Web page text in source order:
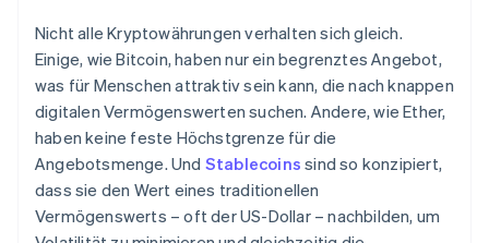
Nicht alle Kryptowährungen verhalten sich gleich.
Einige, wie Bitcoin, haben nur ein begrenztes Angebot,
was für Menschen attraktiv sein kann, die nach knappen
digitalen Vermögenswerten suchen. Andere, wie Ether,
haben keine feste Höchstgrenze für die
Angebotsmenge. Und Stablecoins sind so konzipiert,
dass sie den Wert eines traditionellen
Vermögenswerts – oft der US-Dollar – nachbilden, um